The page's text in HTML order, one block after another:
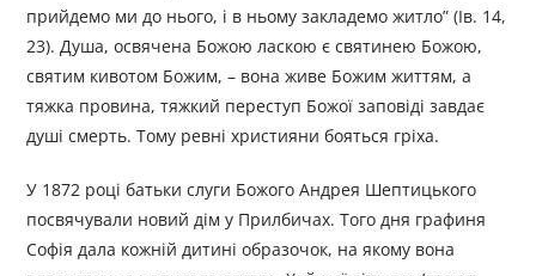
прийдемо ми до нього, і в ньому закладемо житло” (Ів. 14,
23). Душа, освячена Божою ласкою є святинею Божою,
святим кивотом Божим, – вона живе Божим життям, а
тяжка провина, тяжкий переступ Божої заповіді завдає
душі смерть. Тому ревні християни бояться гріха.
У 1872 році батьки слуги Божого Андрея Шептицького
посвячували новий дім у Прилбичах. Того дня графиня
Софія дала кожній дитині образочок, на якому вона